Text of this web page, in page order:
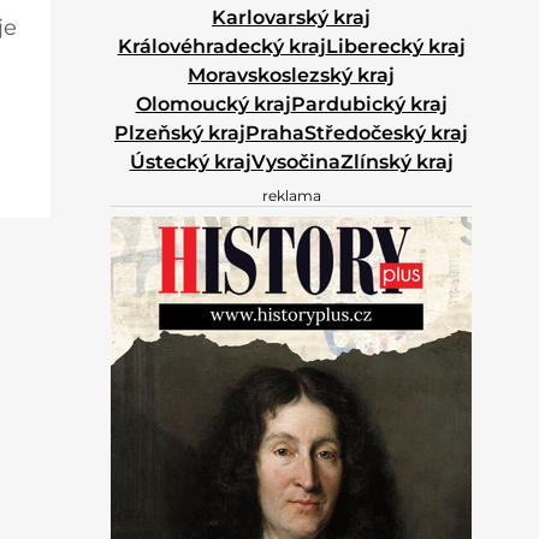
Karlovarský kraj
Královéhradecký krajLiberecký kraj
Moravskoslezský kraj
Olomoucký krajPardubický kraj
Plzeňský krajPrahaStředočeský kraj
Ústecký krajVysočinaZlínský kraj
reklama